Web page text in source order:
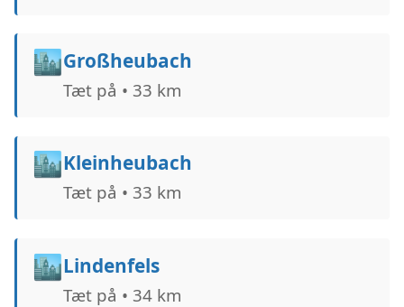
🏙️Großheubach
Tæt på • 33 km
🏙️Kleinheubach
Tæt på • 33 km
🏙️Lindenfels
Tæt på • 34 km